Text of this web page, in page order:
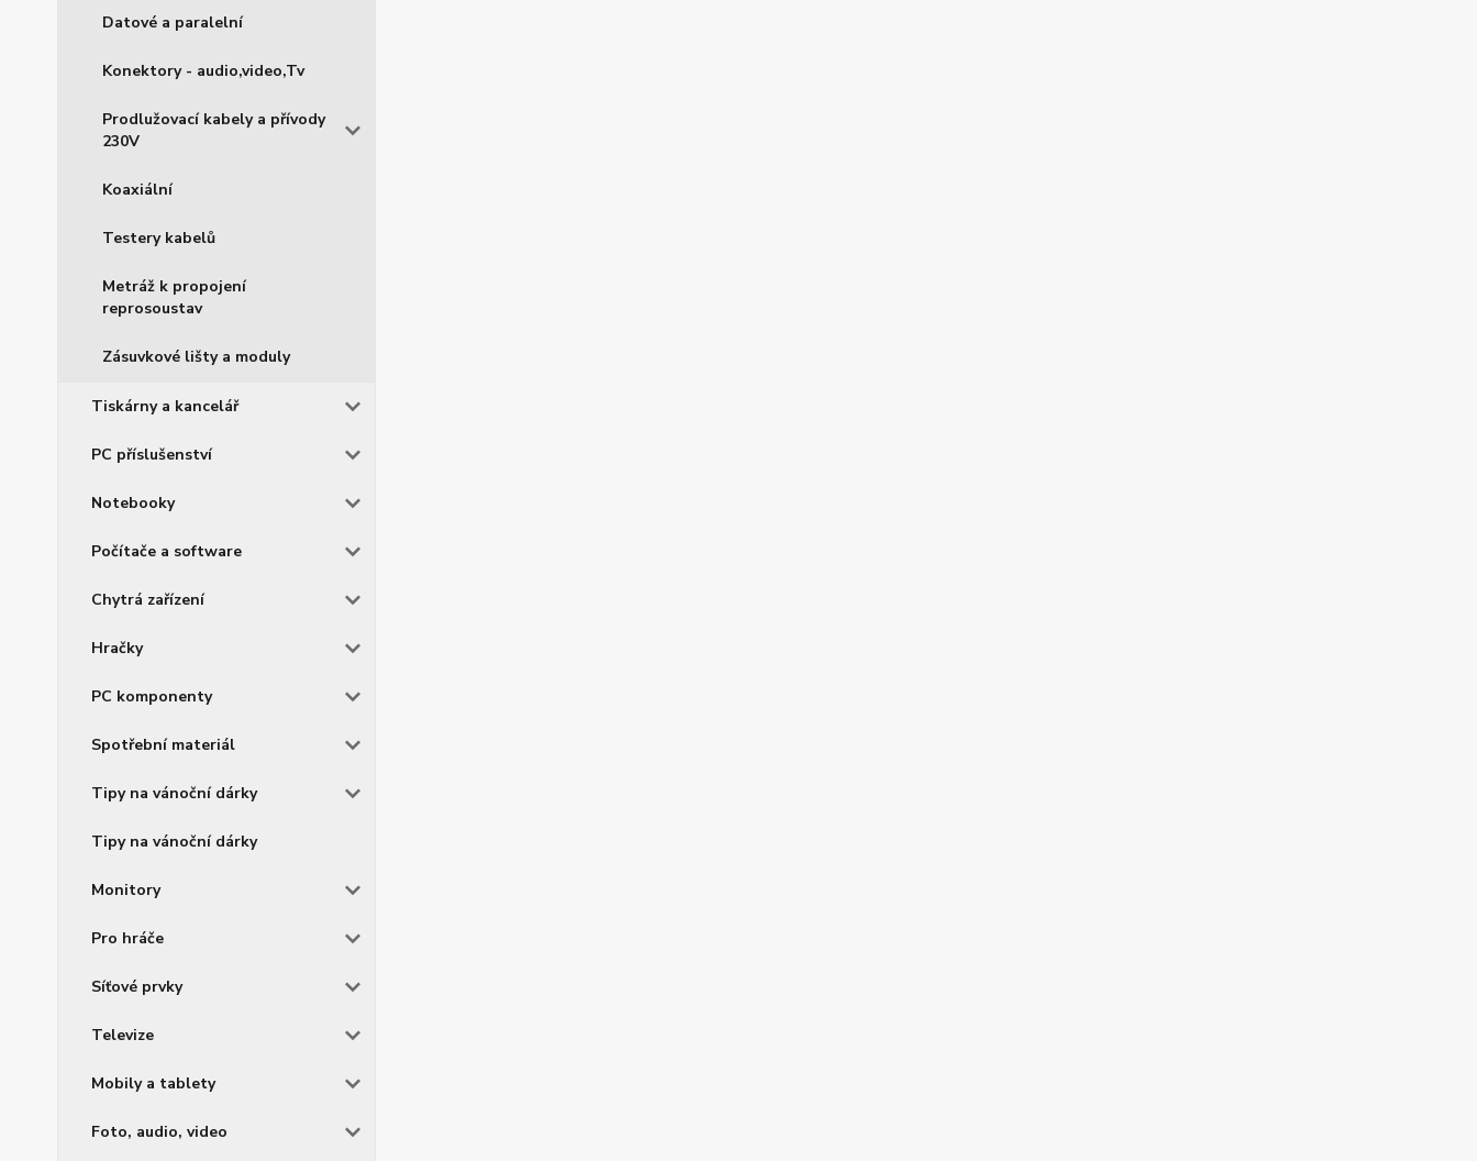
Datové a paralelní
Konektory - audio,video,Tv
Prodlužovací kabely a přívody
230V
Koaxiální
Testery kabelů
Metráž k propojení
reprosoustav
Zásuvkové lišty a moduly
Tiskárny a kancelář
PC příslušenství
Notebooky
Počítače a software
Chytrá zařízení
Hračky
PC komponenty
Spotřební materiál
Tipy na vánoční dárky
Tipy na vánoční dárky
Monitory
Pro hráče
Síťové prvky
Televize
Mobily a tablety
Foto, audio, video